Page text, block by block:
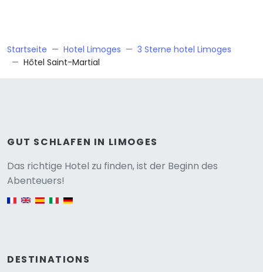
Startseite Hotel Limoges
3 Sterne hotel Limoges
Hôtel Saint-Martial
GUT SCHLAFEN IN LIMOGES
Das richtige Hotel zu finden, ist der Beginn des
Abenteuers!
English version
DESTINATIONS